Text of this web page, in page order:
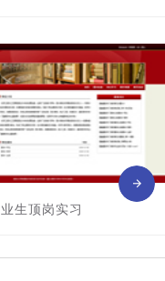
春珍
生顶岗实习